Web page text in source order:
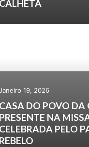
CALHETA
19, 2026
CASA DO POVO DA
PRESENTE NA
CELEBRADA PELO
REBELO